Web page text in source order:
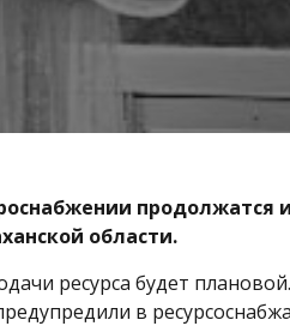
продолжатся
области.
ресурса будет
в